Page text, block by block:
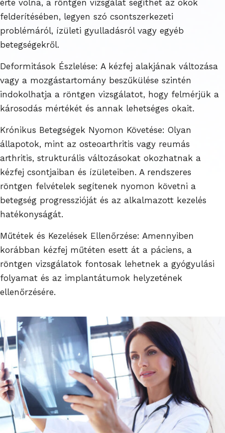
érte volna, a röntgen vizsgálat segíthet az okok
felderítésében, legyen szó csontszerkezeti
problémáról, ízületi gyulladásról vagy egyéb
betegségekről.
Deformitások Észlelése: A kézfej alakjának változása
vagy a mozgástartomány beszűkülése szintén
indokolhatja a röntgen vizsgálatot, hogy felmérjük a
károsodás mértékét és annak lehetséges okait.
Krónikus Betegségek Nyomon Követése: Olyan
állapotok, mint az osteoarthritis vagy reumás
arthritis, strukturális változásokat okozhatnak a
kézfej csontjaiban és ízületeiben. A rendszeres
röntgen felvételek segítenek nyomon követni a
betegség progresszióját és az alkalmazott kezelés
hatékonyságát.
Műtétek és Kezelések Ellenőrzése: Amennyiben
korábban kézfej műtéten esett át a páciens, a
röntgen vizsgálatok fontosak lehetnek a gyógyulási
folyamat és az implantátumok helyzetének
ellenőrzésére.